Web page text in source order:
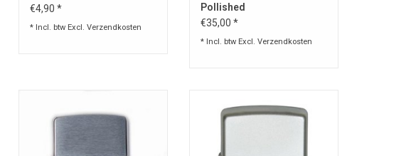
€4,90 *
* Incl. btw Excl. Verzendkosten
Pollished
€35,00 *
* Incl. btw Excl. Verzendkosten
Zippo. Levenslange garantie zie
Zippo. Levenslange garantie zie